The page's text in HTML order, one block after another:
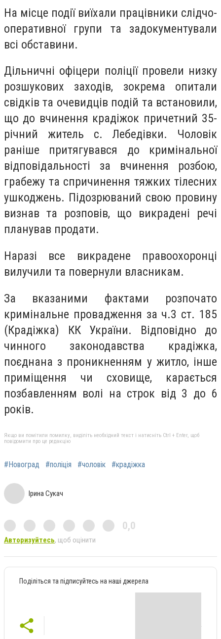
На місце події виїхали працівники слідчо-
оперативної групи та задокументували
всі обставини.
Дільничні офіцери поліції провели низку
розшукових заходів, зокрема опитали
свідків та очевидців подій та встановили,
що до вчинення крадіжок причетний 35-
річний житель с. Лебедівки. Чоловік
раніше притягувався до кримінальної
відповідальності за вчинення розбою,
грабежу та спричинення тяжких тілесних
ушкоджень. Підозрюваний свою провину
визнав та розповів, що викрадені речі
планував продати.
Наразі все викрадене правоохоронці
вилучили та повернули власникам.
За вказаними фактами розпочато
кримінальне провадження за ч.3 ст. 185
(Крадіжка) КК України. Відповідно до
чинного законодавства крадіжка,
поєднана з проникненням у житло, інше
приміщення чи сховище, карається
позбавленням волі на строк від 3 до 6
років.
Якщо ви помітили помилку, виділіть необхідний текст і натисніть Ctrl + Enter, щоб
повідомити про це редакцію
#Новоград #поліція #чоловік #крадіжка
Ірина Сукач
0,0
Авторизуйтесь, щоб оцінити
Поділіться та підписуйтесь на наші джерела